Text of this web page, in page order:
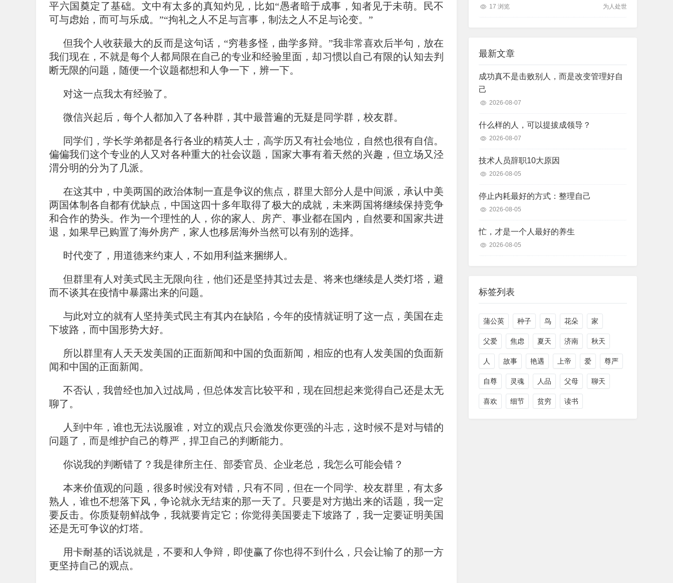
平六国奠定了基础。文中有太多的真知灼见，比如“愚者暗于成事，知者见于未萌。民不
可与虑始，而可与乐成。”“拘礼之人不足与言事，制法之人不足与论变。”
但我个人收获最大的反而是这句话，“穷巷多怪，曲学多辩。”我非常喜欢后半句，放在
我们现在，不就是每个人都局限在自己的专业和经验里面，却习惯以自己有限的认知去判
断无限的问题，随便一个议题都想和人争一下，辨一下。
对这一点我太有经验了。
微信兴起后，每个人都加入了各种群，其中最普遍的无疑是同学群，校友群。
同学们，学长学弟都是各行各业的精英人士，高学历又有社会地位，自然也很有自信。
偏偏我们这个专业的人又对各种重大的社会议题，国家大事有着天然的兴趣，但立场又泾
渭分明的分为了几派。
在这其中，中美两国的政治体制一直是争议的焦点，群里大部分人是中间派，承认中美
两国体制各自都有优缺点，中国这四十多年取得了极大的成就，未来两国将继续保持竞争
和合作的势头。作为一个理性的人，你的家人、房产、事业都在国内，自然要和国家共进
退，如果早已购置了海外房产，家人也移居海外当然可以有别的选择。
时代变了，用道德来约束人，不如用利益来捆绑人。
但群里有人对美式民主无限向往，他们还是坚持其过去是、将来也继续是人类灯塔，避
而不谈其在疫情中暴露出来的问题。
与此对立的就有人坚持美式民主有其内在缺陷，今年的疫情就证明了这一点，美国在走
下坡路，而中国形势大好。
所以群里有人天天发美国的正面新闻和中国的负面新闻，相应的也有人发美国的负面新
闻和中国的正面新闻。
不否认，我曾经也加入过战局，但总体发言比较平和，现在回想起来觉得自己还是太无
聊了。
人到中年，谁也无法说服谁，对立的观点只会激发你更强的斗志，这时候不是对与错的
问题了，而是维护自己的尊严，捍卫自己的判断能力。
你说我的判断错了？我是律所主任、部委官员、企业老总，我怎么可能会错？
本来价值观的问题，很多时候没有对错，只有不同，但在一个同学、校友群里，有太多
熟人，谁也不想落下风，争论就永无结束的那一天了。只要是对方抛出来的话题，我一定
要反击。你质疑朝鲜战争，我就要肯定它；你觉得美国要走下坡路了，我一定要证明美国
还是无可争议的灯塔。
用卡耐基的话说就是，不要和人争辩，即使赢了你也得不到什么，只会让输了的那一方
更坚持自己的观点。
17 浏览 为人处世
最新文章
成功真不是击败别人，而是改变管理好自
己
2026-08-07
什么样的人，可以提拔成领导？
2026-08-07
技术人员辞职10大原因
2026-08-05
停止内耗最好的方式：整理自己
2026-08-05
忙，才是一个人最好的养生
2026-08-05
标签列表
蒲公英 种子 鸟 花朵 家
父爱 焦虑 夏天 济南 秋天
人 故事 艳遇 上帝 爱 尊严
自尊 灵魂 人品 父母 聊天
喜欢 细节 贫穷 读书